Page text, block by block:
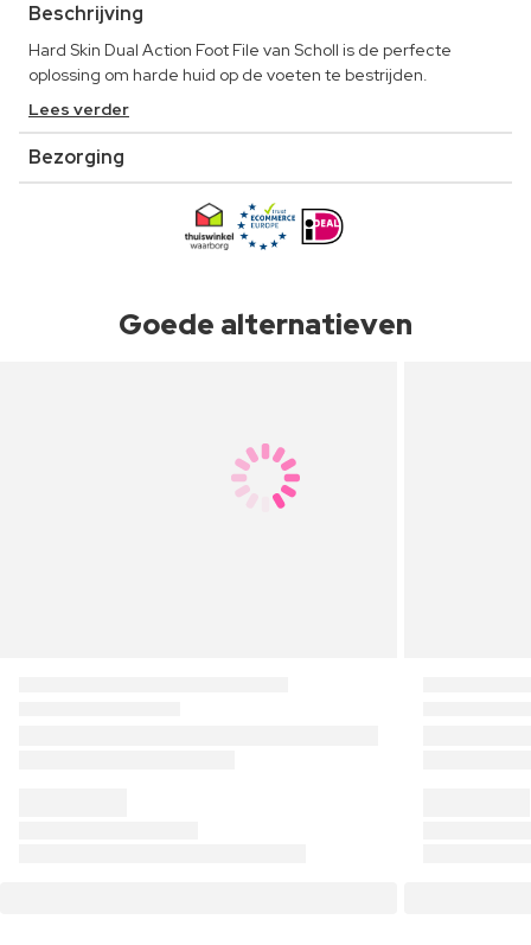
Beschrijving
Hard Skin Dual Action Foot File van Scholl is de perfecte
oplossing om harde huid op de voeten te bestrijden.
Lees verder
Bezorging
Goede alternatieven